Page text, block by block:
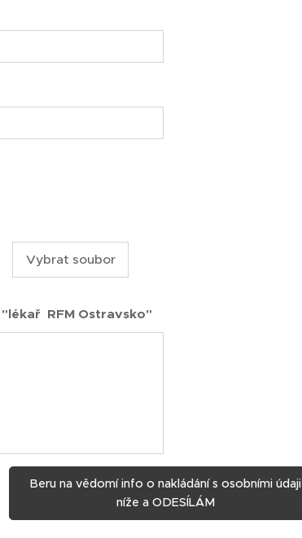
Vybrat soubor
RFM Ostravsko"
Beru na vědomí info o nakládání s osobními údaji
níže a ODESÍLÁM